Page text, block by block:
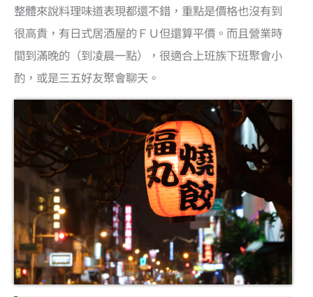
整體來說料理味道表現都還不錯，重點是價格也沒有到
很高貴，有日式居酒屋的ＦＵ但還算平價。而且營業時
間到滿晚的（到凌晨一點），很適合上班族下班聚會小
酌，或是三五好友聚會聊天。